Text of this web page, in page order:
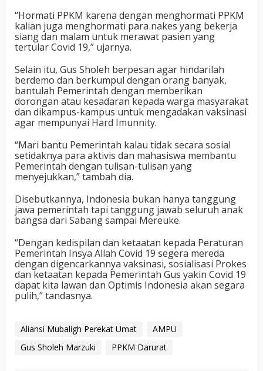
“Hormati PPKM karena dengan menghormati PPKM
kalian juga menghormati para nakes yang bekerja
siang dan malam untuk merawat pasien yang
tertular Covid 19,” ujarnya.
Selain itu, Gus Sholeh berpesan agar hindarilah
berdemo dan berkumpul dengan orang banyak,
bantulah Pemerintah dengan memberikan
dorongan atau kesadaran kepada warga masyarakat
dan dikampus-kampus untuk mengadakan vaksinasi
agar mempunyai Hard Imunnity.
“Mari bantu Pemerintah kalau tidak secara sosial
setidaknya para aktivis dan mahasiswa membantu
Pemerintah dengan tulisan-tulisan yang
menyejukkan,” tambah dia.
Disebutkannya, Indonesia bukan hanya tanggung
jawa pemerintah tapi tanggung jawab seluruh anak
bangsa dari Sabang sampai Mereuke.
“Dengan kedispilan dan ketaatan kepada Peraturan
Pemerintah Insya Allah Covid 19 segera mereda
dengan digencarkannya vaksinasi, sosialisasi Prokes
dan ketaatan kepada Pemerintah Gus yakin Covid 19
dapat kita lawan dan Optimis Indonesia akan segara
pulih,” tandasnya.
Aliansi Mubaligh Perekat Umat
AMPU
Gus Sholeh Marzuki
PPKM Darurat